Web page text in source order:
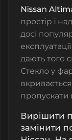
Nissan
простір і
досі
дають того
Стекло у
пропускати
Вирішити
замінити